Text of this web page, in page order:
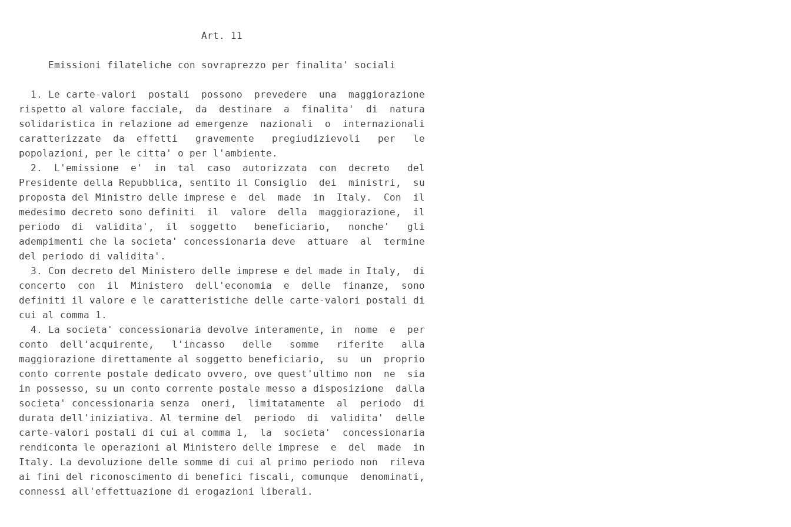
                               Art. 11
     Emissioni filateliche con sovraprezzo per finalita' sociali
  1. Le carte-valori  postali  possono  prevedere  una  maggiorazione
rispetto al valore facciale,  da  destinare  a  finalita'  di  natura
solidaristica in relazione ad emergenze  nazionali  o  internazionali
caratterizzate  da  effetti   gravemente   pregiudizievoli   per   le
popolazioni, per le citta' o per l'ambiente.
  2.  L'emissione  e'  in  tal  caso  autorizzata  con  decreto   del
Presidente della Repubblica, sentito il Consiglio  dei  ministri,  su
proposta del Ministro delle imprese e  del  made  in  Italy.  Con  il
medesimo decreto sono definiti  il  valore  della  maggiorazione,  il
periodo  di  validita',  il  soggetto   beneficiario,   nonche'   gli
adempimenti che la societa' concessionaria deve  attuare  al  termine
del periodo di validita'.
  3. Con decreto del Ministero delle imprese e del made in Italy,  di
concerto  con  il  Ministero  dell'economia  e  delle  finanze,  sono
definiti il valore e le caratteristiche delle carte-valori postali di
cui al comma 1.
  4. La societa' concessionaria devolve interamente, in  nome  e  per
conto  dell'acquirente,   l'incasso   delle   somme   riferite   alla
maggiorazione direttamente al soggetto beneficiario,  su  un  proprio
conto corrente postale dedicato ovvero, ove quest'ultimo non  ne  sia
in possesso, su un conto corrente postale messo a disposizione  dalla
societa' concessionaria senza  oneri,  limitatamente  al  periodo  di
durata dell'iniziativa. Al termine del  periodo  di  validita'  delle
carte-valori postali di cui al comma 1,  la  societa'  concessionaria
rendiconta le operazioni al Ministero delle imprese  e  del  made  in
Italy. La devoluzione delle somme di cui al primo periodo non  rileva
ai fini del riconoscimento di benefici fiscali, comunque  denominati,